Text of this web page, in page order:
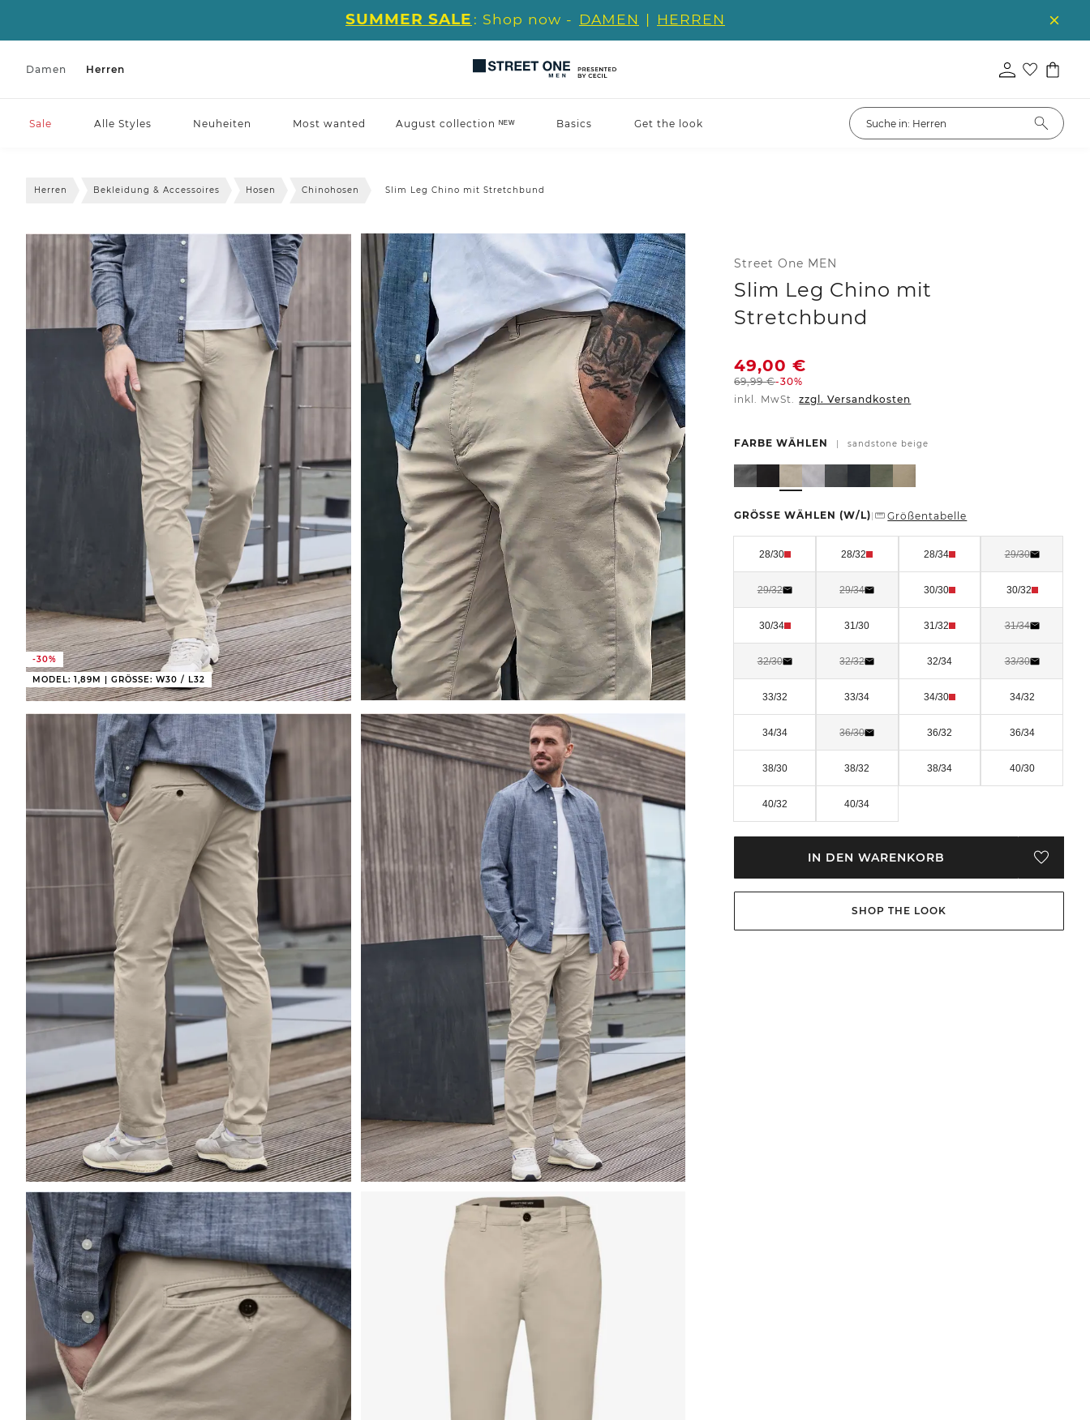
SUMMER SALE : Shop now - DAMEN | HERREN
Damen Herren
Sale Alle Styles Neuheiten Most wanted August collection ᴺᴱᵂ Basics Get the look
Herren Bekleidung & Accessoires Hosen Chinohosen Slim Leg Chino mit Stretchbund
-30%
MODEL: 1,89M | GRÖSSE: W30 / L32
Street One MEN
Slim Leg Chino mit
Stretchbund
49,00€
69,99€-30%
inkl. MwSt. zzgl. Versandkosten
FARBE WÄHLEN | sandstone beige
GRÖSSE WÄHLEN (W/L)| Größentabelle
28/30 28/32 28/34 29/30
29/32 29/34 30/30 30/32
30/34 31/30 31/32 31/34
32/30 32/32 32/34 33/30
33/32 33/34 34/30 34/32
34/34 36/30 36/32 36/34
38/30 38/32 38/34 40/30
40/32 40/34
IN DEN WARENKORB
SHOP THE LOOK